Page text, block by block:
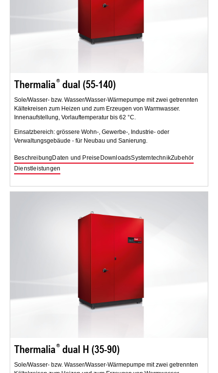
Thermalia dual (55-140)
Sole/Wasser- bzw. Wasser/Wasser-Wärmepumpe mit zwei getrennten
Kältekreisen zum Heizen und zum Erzeugen von Warmwasser.
Innenaufstellung, Vorlauftemperatur bis 62 °C.
Einsatzbereich: grössere Wohn-, Gewerbe-, Industrie- oder
Verwaltungsgebäude - für Neubau und Sanierung.
Beschreibung Daten und Preise DownloadsSystemtechnikZubehör
Dienstleistungen
Thermalia dual H (35-90)
Sole/Wasser- bzw. Wasser/Wasser-Wärmepumpe mit zwei getrennten